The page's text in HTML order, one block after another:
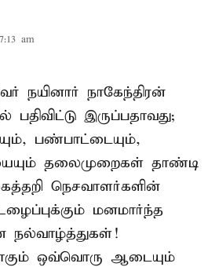
am
நயினார் நாகேந்திரன்
இருப்பதாவது;
பண்பாட்டையும்,
தலைமுறைகள் தாண்டி
நெசவாளர்களின்
மனமார்ந்த
நல்வாழ்த்துகள்!
ஒவ்வொரு ஆடையும்